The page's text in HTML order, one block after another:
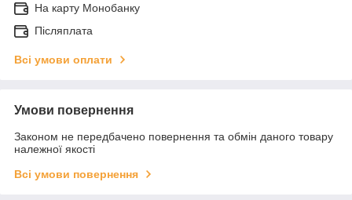
На карту Монобанку
Післяплата
Всі умови оплати
Умови повернення
Законом не передбачено повернення та обмін даного товару
належної якості
Всі умови повернення